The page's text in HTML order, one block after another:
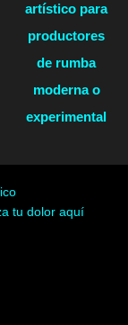
artístico para
productores
de rumba
moderna o
experimental
tu dolor aquí